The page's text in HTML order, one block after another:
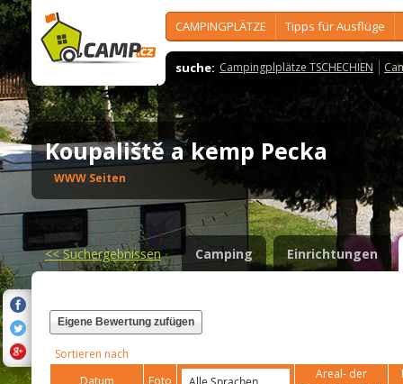
CAMPINGPLÄTZE Tipps für Ausflüge
suche: Campingplplätze TSCHECHIEN
Koupaliště a kemp Pecka
WWW Seiten
<<Suchergebnissen Camping Einrichtungen
Eigene Bewertung zufügen
Sortieren nach
Areal- der